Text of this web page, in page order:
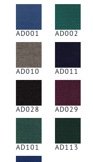
AD001 AD002
AD010 AD011
AD028 AD029
AD101 AD113